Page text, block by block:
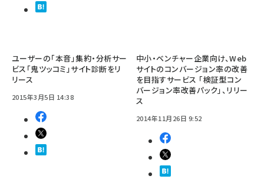
ユーザーの「本音」集約・分析サー
ビス「鬼ツッコミ」サイト診断をリ
リース
2015年3月5日 14:38
中小・ベンチャー企業向け、Web
サイトのコンバージョン率の改善
を目指すサービス 「検証型コン
バージョン率改善パック」、リリー
ス
2014年11月26日 9:52